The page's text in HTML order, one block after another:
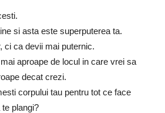
si asta este superputerea ta.
ci ca devii mai puternic.
aproape de locul in care vrei sa
decat crezi.
corpului tau pentru tot ce face
plangi?